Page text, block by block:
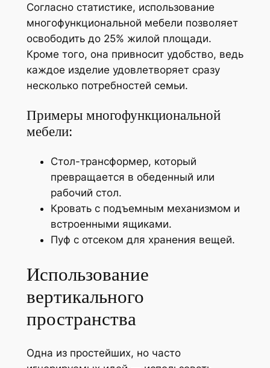
Согласно статистике, использование
многофункциональной мебели позволяет
освободить до 25% жилой площади.
Кроме того, она привносит удобство, ведь
каждое изделие удовлетворяет сразу
несколько потребностей семьи.
Примеры многофункциональной
мебели:
Стол-трансформер, который
превращается в обеденный или
рабочий стол.
Кровать с подъемным механизмом и
встроенными ящиками.
Пуф с отсеком для хранения вещей.
Использование
вертикального
пространства
Одна из простейших, но часто